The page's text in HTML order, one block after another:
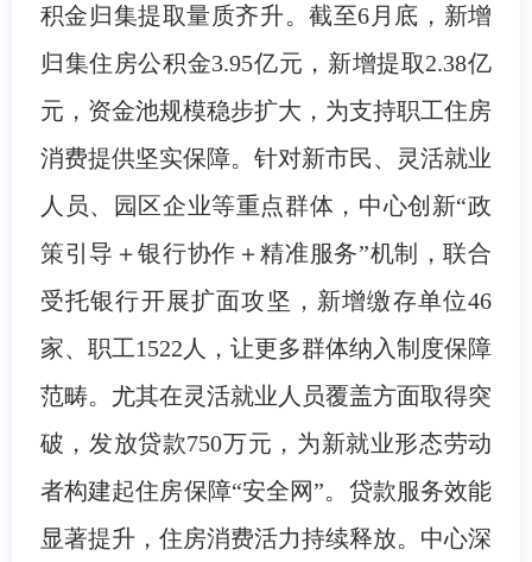
积金归集提取量质齐升。截至6月底，新增
归集住房公积金3.95亿元，新增提取2.38亿
元，资金池规模稳步扩大，为支持职工住房
消费提供坚实保障。针对新市民、灵活就业
人员、园区企业等重点群体，中心创新“政
策引导＋银行协作＋精准服务”机制，联合
受托银行开展扩面攻坚，新增缴存单位46
家、职工1522人，让更多群体纳入制度保障
范畴。尤其在灵活就业人员覆盖方面取得突
破，发放贷款750万元，为新就业形态劳动
者构建起住房保障“安全网”。贷款服务效能
显著提升，住房消费活力持续释放。中心深